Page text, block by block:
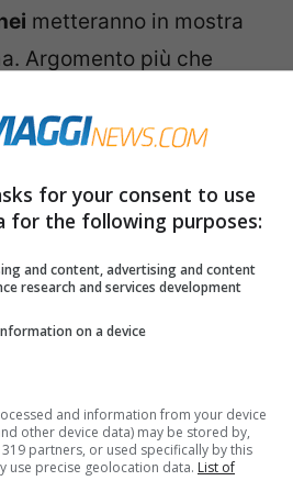
metteranno in mostra
Argomento più che
troveranno le opere.
queste installazioni
dal 27 maggio al 7
Triennale Beaufort
tutti da
dalla curatriceHeidi
alla volontà
for your consent to use
for the following purposes:
and content, advertising and content
research and services development
on a device
and information from your device
other device data) may be stored by,
partners, or used specifically by this
use precise geolocation data. List of